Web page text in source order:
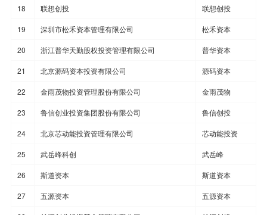
18 联想创投 联想创投
19 深圳市松禾资本管理有限公司 松禾资本
20 浙江普华天勤股权投资管理有限公司 普华资本
21 北京源码资本投资有限公司 源码资本
22 金雨茂物投资管理股份有限公司 金雨茂物
23 鲁信创业投资集团股份有限公司 鲁信创投
24 北京芯动能投资管理有限公司 芯动能投资
25 武岳峰科创 武岳峰
26 斯道资本 斯道资本
27 五源资本 五源资本